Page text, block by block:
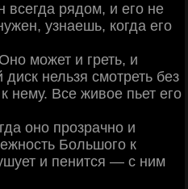
всегда рядом, и его не
узнаешь, когда его
может и греть, и
нельзя смотреть без
нему. Все живое пьет его
оно прозрачно и
Большого к
и пенится — с ним